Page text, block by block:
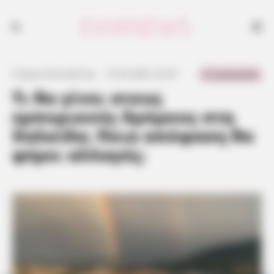
Τι θα γίνει στους
εμπορικούς δρόμους στη
Χαλκίδα; Ποια απόφαση θα
φέρει αλλαγές;